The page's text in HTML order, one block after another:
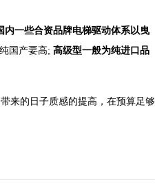
内一些合资品牌电梯驱动体系以曳
国产要高; 高级型一般为纯进口品
来的日子质感的提高，在预算足够